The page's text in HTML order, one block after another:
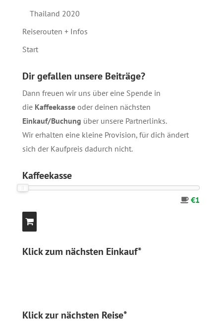
Thailand 2020
Reiserouten + Infos
Start
Dir gefallen unsere Beiträge?
Dann freuen wir uns über eine Spende in
die Kaffeekasseoder deinen nächsten
Einkauf/Buchung über unsere Partnerlinks.
Wir erhalten eine kleine Provision, für dich ändert
sich der Kaufpreis dadurch nicht.
Kaffeekasse
€1
Klick zum nächsten Einkauf*
Klick zur nächsten Reise*